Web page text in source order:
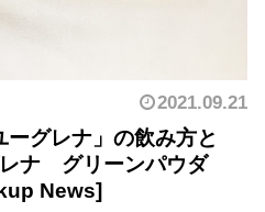
2021.09.21
グレナ」の飲み方と
ナ グリーンパウダ